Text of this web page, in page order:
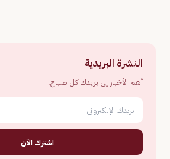
النشرة البريدية
أهم الأخبار إلى بريدك كل صباح.
اشترك الآن